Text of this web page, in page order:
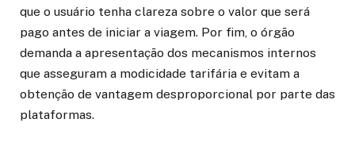
que o usuário tenha clareza sobre o valor que será
pago antes de iniciar a viagem. Por fim, o órgão
demanda a apresentação dos mecanismos internos
que asseguram a modicidade tarifária e evitam a
obtenção de vantagem desproporcional por parte das
plataformas.